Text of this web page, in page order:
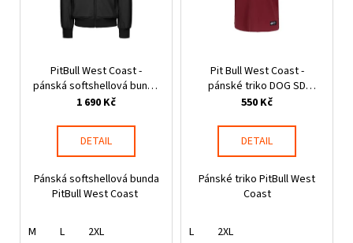
PitBull West Coast -
pánská softshellová bunda
ROSCOE černá
1 690 Kč
DETAIL
Pánská softshellová bunda
PitBull West Coast
M L 2XL
Pit Bull West Coast -
pánské triko DOG SD
burgundy
550 Kč
DETAIL
Pánské triko PitBull West
Coast
L 2XL
LEDVINKA
GUNGNIR
790